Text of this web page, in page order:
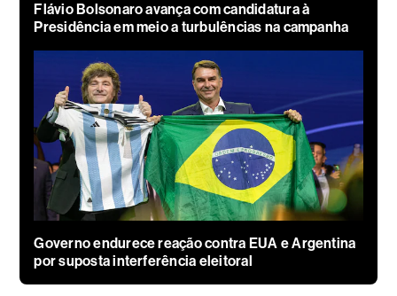
Flávio Bolsonaro avança com candidatura à
Presidência em meio a turbulências na campanha
Governo endurece reação contra EUA e Argentina
por suposta interferência eleitoral